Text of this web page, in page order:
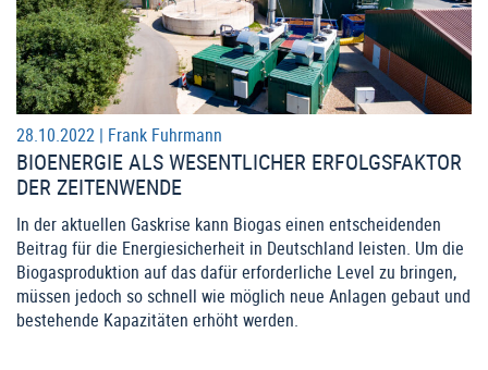
28.10.2022 | Frank Fuhrmann
BIOENERGIE ALS WESENTLICHER ERFOLGSFAKTOR
DER ZEITENWENDE
In der aktuellen Gaskrise kann Biogas einen entscheidenden
Beitrag für die Energiesicherheit in Deutschland leisten. Um die
Biogasproduktion auf das dafür erforderliche Level zu bringen,
müssen jedoch so schnell wie möglich neue Anlagen gebaut und
bestehende Kapazitäten erhöht werden.